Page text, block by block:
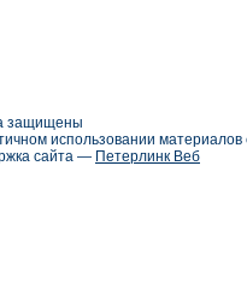
защищены
использовании
сайта — Петерлинк Веб